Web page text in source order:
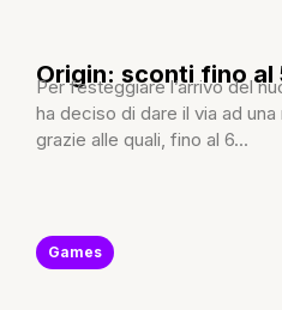
Origin: sconti fino
Per festeggiare l’arrivo del
ha deciso di dare il via ad
grazie alle quali, fino al 6...
Games